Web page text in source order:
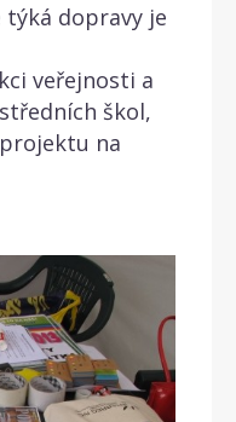
dopravy je
veřejnosti a
škol,
na